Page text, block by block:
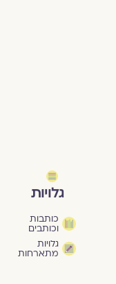
גלויות
כותבות
וכותבים
גלויות
מתארחות